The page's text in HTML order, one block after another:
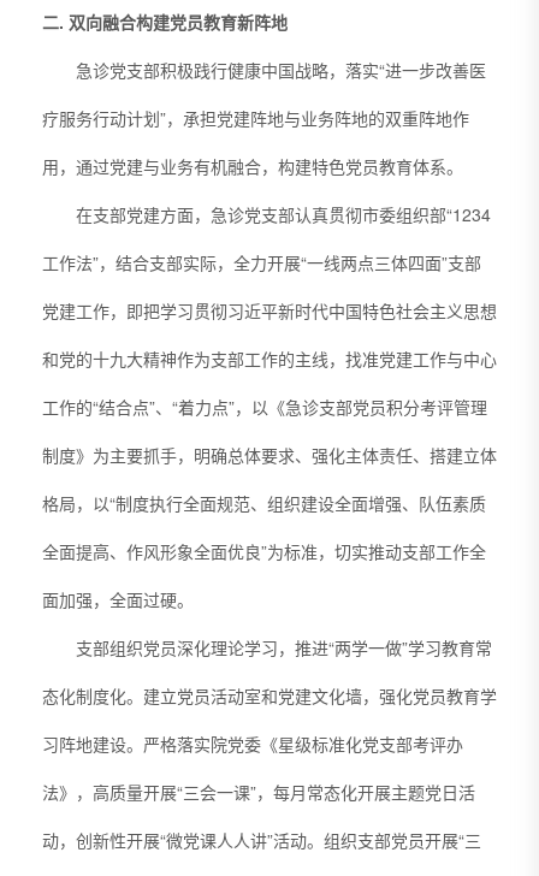
二. 双向融合构建党员教育新阵地
急诊党支部积极践行健康中国战略，落实“进一步改善医
疗服务行动计划”，承担党建阵地与业务阵地的双重阵地作
用，通过党建与业务有机融合，构建特色党员教育体系。
在支部党建方面，急诊党支部认真贯彻市委组织部“1234
工作法”，结合支部实际，全力开展“一线两点三体四面”支部
党建工作，即把学习贯彻习近平新时代中国特色社会主义思想
和党的十九大精神作为支部工作的主线，找准党建工作与中心
工作的“结合点”、“着力点”，以《急诊支部党员积分考评管理
制度》为主要抓手，明确总体要求、强化主体责任、搭建立体
格局，以“制度执行全面规范、组织建设全面增强、队伍素质
全面提高、作风形象全面优良”为标准，切实推动支部工作全
面加强，全面过硬。
支部组织党员深化理论学习，推进“两学一做”学习教育常
态化制度化。建立党员活动室和党建文化墙，强化党员教育学
习阵地建设。严格落实院党委《星级标准化党支部考评办
法》，高质量开展“三会一课”，每月常态化开展主题党日活
动，创新性开展“微党课人人讲”活动。组织支部党员开展“三